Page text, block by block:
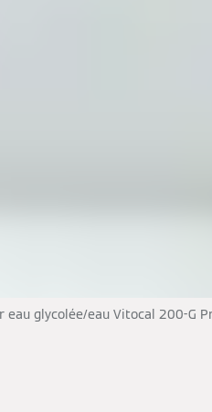
eau glycolée/eau Vitocal 200-G